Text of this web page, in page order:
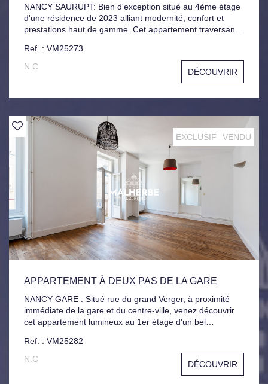
NANCY SAURUPT: Bien d'exception situé au 4ème étage
d'une résidence de 2023 alliant modernité, confort et
prestations haut de gamme. Cet appartement traversant
et sa luminosité remarquable. Il dispose d'une superbe
pièce de vie de 52 m² avec cuisine ouverte sur un salon-
séjour élégant. Vous profiterez d'une double terrasse
avec une vue exceptionnelle. Côté nuit, le bien propose
trois chambres, chacune avec un accès direct aux
compléter cet espace nuit parfaitement pensé. Parking
2VL en sous-sol. Ce bien rare se distingue par ses
prestations irréprochables et son standing élevé.
Ref. : VM25273
N.C
DÉCOUVRIR
EXCLUSIF VENDU
APPARTEMENT À DEUX PAS DE LA GARE
NANCY GARE : Situé rue du grand Verger, à proximité
immédiate de la gare et du centre-ville, venez découvrir
cet appartement lumineux au 1er étage d'un bel
placards, d'un spacieux séjour ouvrant sur un balcon, une
chambre, cuisine indépendante, salle de bain. La
configuration permet la création d'une deuxième
chambre. Cave et Mansarde de 13 m² viennent compléter
Ref. : VM25282
N.C
DÉCOUVRIR